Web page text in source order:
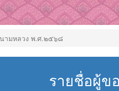
ามหลวง พ.ศ.๒๕๖๘
รายชื่อผู้ข